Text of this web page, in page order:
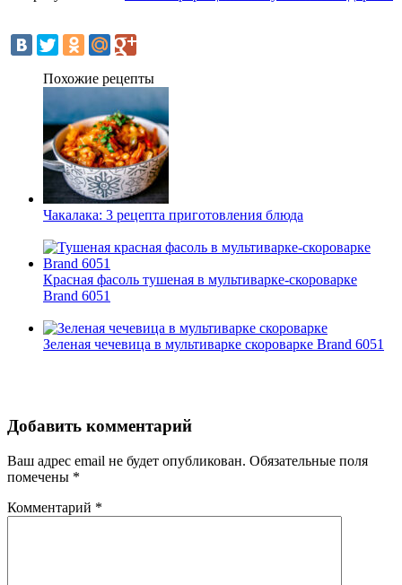
Похожие рецепты
Чакалака: 3 рецепта приготовления блюда
Красная фасоль тушеная в мультиварке-скороварке
Brand 6051
Зеленая чечевица в мультиварке скороварке Brand 6051
Добавить комментарий
Ваш адрес email не будет опубликован. Обязательные поля
помечены *
Комментарий *